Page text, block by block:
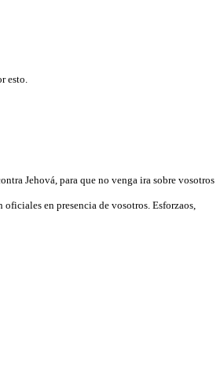
esto.
Jehová, para que no venga ira sobre vosotros
en presencia de vosotros. Esforzaos,